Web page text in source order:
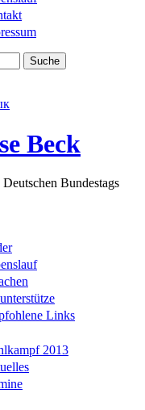
Beck
Bundestags
Links
2013